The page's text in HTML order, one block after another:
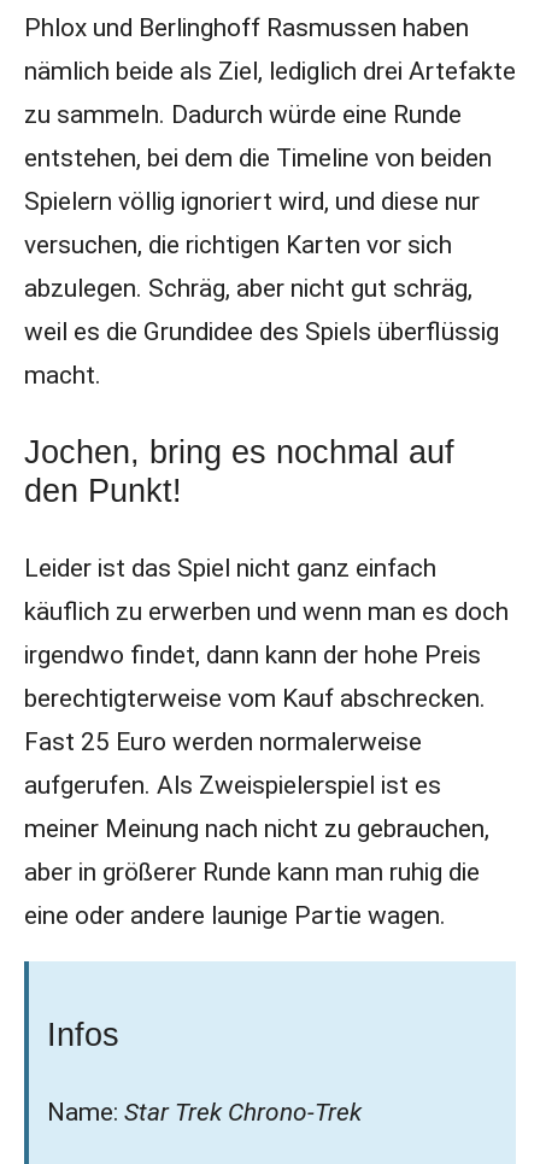
Phlox und Berlinghoff Rasmussen haben
nämlich beide als Ziel, lediglich drei Artefakte
zu sammeln. Dadurch würde eine Runde
entstehen, bei dem die Timeline von beiden
Spielern völlig ignoriert wird, und diese nur
versuchen, die richtigen Karten vor sich
abzulegen. Schräg, aber nicht gut schräg,
weil es die Grundidee des Spiels überflüssig
macht.
Jochen, bring es nochmal auf
den Punkt!
Leider ist das Spiel nicht ganz einfach
käuflich zu erwerben und wenn man es doch
irgendwo findet, dann kann der hohe Preis
berechtigterweise vom Kauf abschrecken.
Fast 25 Euro werden normalerweise
aufgerufen. Als Zweispielerspiel ist es
meiner Meinung nach nicht zu gebrauchen,
aber in größerer Runde kann man ruhig die
eine oder andere launige Partie wagen.
Infos
Name: Star Trek Chrono-Trek